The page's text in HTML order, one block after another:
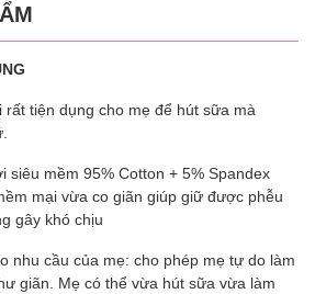
tiện dụng cho mẹ để hút sữa mà
siêu mềm 95% Cotton + 5% Spandex
mại vừa co giãn giúp giữ được phễu
gây khó chịu
nhu cầu của mẹ: cho phép mẹ tự do làm
giãn. Mẹ có thể vừa hút sữa vừa làm